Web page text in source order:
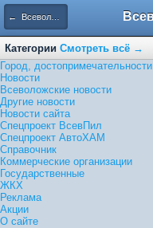
← Всеволожские новости
Категории Смотреть всё →
Город, достопримечательности
Новости
Всеволожские новости
Другие новости
Новости сайта
Спецпроект ВсевПил
Спецпроект АвтоХАМ
Справочник
Коммерческие организации
Государственные
ЖКХ
Реклама
Акции
О сайте